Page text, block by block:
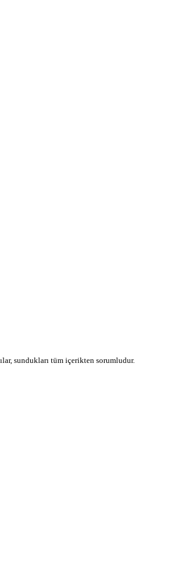
sundukları tüm içerikten sorumludur.